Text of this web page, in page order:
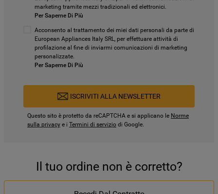
marketing tramite mezzi tradizionali ed elettronici.
Per Saperne Di Più
Acconsento al trattamento dei miei dati personali da parte di
European Appliances Italy SRL, per effettuare attività di
profilazione al fine di inviarmi comunicazioni di marketing
personalizzate.
Per Saperne Di Più
ISCRIVITI ALLA NEWSLETTER
Questo sito è protetto da reCAPTCHA e si applicano le Norme
sulla privacy e i Termini di servizio di Google.
Il tuo ordine non è corretto?